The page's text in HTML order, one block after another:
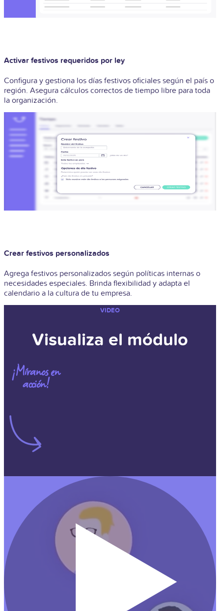
Activar festivos requeridos por ley
Configura y gestiona los días festivos oficiales según el país o
región. Asegura cálculos correctos de tiempo libre para toda
la organización.
Crear festivos personalizados
Agrega festivos personalizados según políticas internas o
necesidades especiales. Brinda flexibilidad y adapta el
calendario a la cultura de tu empresa.
VIDEO
Visualiza el módulo
¡Míranos en
acción!